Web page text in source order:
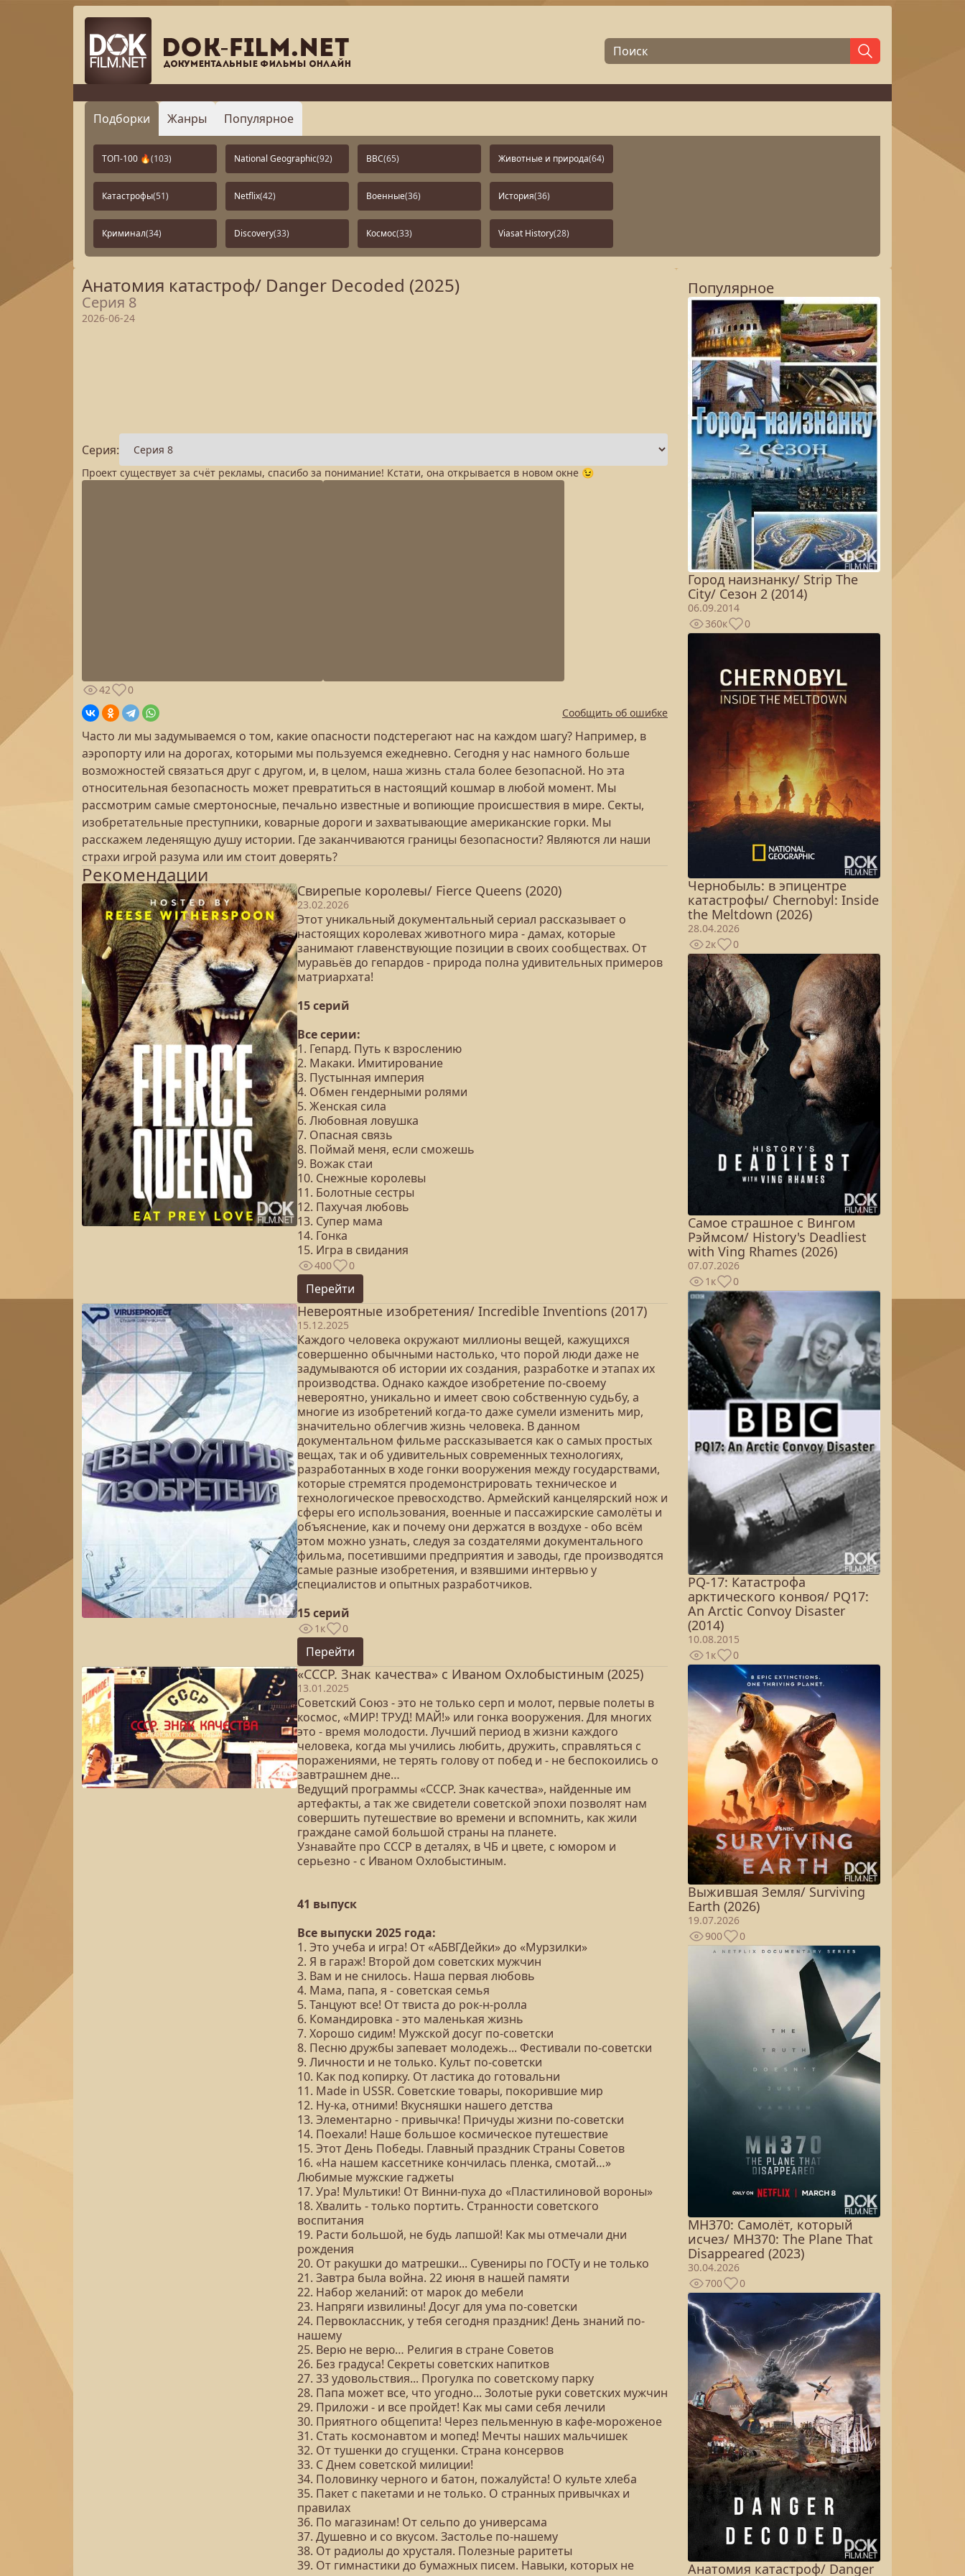
Подборки Жанры Популярное
ТОП-100 🔥(103) National Geographic(92) BBC(65) Животные и природа(64)
Катастрофы(51) Netflix(42) Военные(36) История(36)
Криминал(34) Discovery(33) Космос(33) Viasat History(28)
Анатомия катастроф/ Danger Decoded (2025)
Серия 8
2026-06-24
Серия:
Проект существует за счёт рекламы, спасибо за понимание! Кстати, она открывается в новом окне 😉
42
0
Сообщить об ошибке
Часто ли мы задумываемся о том, какие опасности подстерегают нас на каждом шагу? Например, в
аэропорту или на дорогах, которыми мы пользуемся ежедневно. Сегодня у нас намного больше
возможностей связаться друг с другом, и, в целом, наша жизнь стала более безопасной. Но эта
относительная безопасность может превратиться в настоящий кошмар в любой момент. Мы
рассмотрим самые смертоносные, печально известные и вопиющие происшествия в мире. Секты,
изобретательные преступники, коварные дороги и захватывающие американские горки. Мы
расскажем леденящую душу истории. Где заканчиваются границы безопасности? Являются ли наши
страхи игрой разума или им стоит доверять?
Рекомендации
Свирепые королевы/ Fierce Queens (2020)
23.02.2026
Этот уникальный документальный сериал рассказывает о
настоящих королевах животного мира - дамах, которые
занимают главенствующие позиции в своих сообществах. От
муравьёв до гепардов - природа полна удивительных примеров
матриархата!
15 серий
Все серии:
1. Гепард. Путь к взрослению
2. Макаки. Имитирование
3. Пустынная империя
4. Обмен гендерными ролями
5. Женская сила
6. Любовная ловушка
7. Опасная связь
8. Поймай меня, если сможешь
9. Вожак стаи
10. Снежные королевы
11. Болотные сестры
12. Пахучая любовь
13. Супер мама
14. Гонка
15. Игра в свидания
400 0
Перейти
Невероятные изобретения/ Incredible Inventions (2017)
15.12.2025
Каждого человека окружают миллионы вещей, кажущихся
совершенно обычными настолько, что порой люди даже не
задумываются об истории их создания, разработке и этапах их
производства. Однако каждое изобретение по-своему
невероятно, уникально и имеет свою собственную судьбу, а
многие из изобретений когда-то даже сумели изменить мир,
значительно облегчив жизнь человека. В данном
документальном фильме рассказывается как о самых простых
вещах, так и об удивительных современных технологиях,
разработанных в ходе гонки вооружения между государствами,
которые стремятся продемонстрировать техническое и
технологическое превосходство. Армейский канцелярский нож и
сферы его использования, военные и пассажирские самолёты и
объяснение, как и почему они держатся в воздухе - обо всём
этом можно узнать, следуя за создателями документального
фильма, посетившими предприятия и заводы, где производятся
самые разные изобретения, и взявшими интервью у
специалистов и опытных разработчиков.
15 серий
1к 0
Перейти
«СССР. Знак качества» с Иваном Охлобыстиным (2025)
13.01.2025
Советский Союз - это не только серп и молот, первые полеты в
космос, «МИР! ТРУД! МАЙ!» или гонка вооружения. Для многих
это - время молодости. Лучший период в жизни каждого
человека, когда мы учились любить, дружить, справляться с
поражениями, не терять голову от побед и - не беспокоились о
завтрашнем дне…
Ведущий программы «СССР. Знак качества», найденные им
артефакты, а так же свидетели советской эпохи позволят нам
совершить путешествие во времени и вспомнить, как жили
граждане самой большой страны на планете.
Узнавайте про СССР в деталях, в ЧБ и цвете, с юмором и
серьезно - с Иваном Охлобыстиным.
41 выпуск
Все выпуски 2025 года:
1. Это учеба и игра! От «АБВГДейки» до «Мурзилки»
2. Я в гараж! Второй дом советских мужчин
3. Вам и не снилось. Наша первая любовь
4. Мама, папа, я - советская семья
5. Танцуют все! От твиста до рок-н-ролла
6. Командировка - это маленькая жизнь
7. Хорошо сидим! Мужской досуг по-советски
8. Песню дружбы запевает молодежь... Фестивали по-советски
9. Личности и не только. Культ по-советски
10. Как под копирку. От ластика до готовальни
11. Made in USSR. Советские товары, покорившие мир
12. Ну-ка, отними! Вкусняшки нашего детства
13. Элементарно - привычка! Причуды жизни по-советски
14. Поехали! Наше большое космическое путешествие
15. Этот День Победы. Главный праздник Страны Советов
16. «На нашем кассетнике кончилась пленка, смотай…»
Любимые мужские гаджеты
17. Ура! Мультики! От Винни-пуха до «Пластилиновой вороны»
18. Хвалить - только портить. Странности советского
воспитания
19. Расти большой, не будь лапшой! Как мы отмечали дни
рождения
20. От ракушки до матрешки... Сувениры по ГОСТу и не только
21. Завтра была война. 22 июня в нашей памяти
22. Набор желаний: от марок до мебели
23. Напряги извилины! Досуг для ума по-советски
24. Первоклассник, у тебя сегодня праздник! День знаний по-
нашему
25. Верю не верю… Религия в стране Советов
26. Без градуса! Секреты советских напитков
27. 33 удовольствия... Прогулка по советскому парку
28. Папа может все, что угодно... Золотые руки советских мужчин
29. Приложи - и все пройдет! Как мы сами себя лечили
30. Приятного общепита! Через пельменную в кафе-мороженое
31. Стать космонавтом и мопед! Мечты наших мальчишек
32. От тушенки до сгущенки. Страна консервов
33. С Днем советской милиции!
34. Половинку черного и батон, пожалуйста! О культе хлеба
35. Пакет с пакетами и не только. О странных привычках и
правилах
36. По магазинам! От сельпо до универсама
37. Душевно и со вкусом. Застолье по-нашему
38. От радиолы до хрусталя. Полезные раритеты
39. От гимнастики до бумажных писем. Навыки, которых не
Популярное
Город наизнанку/ Strip The
City/ Сезон 2 (2014)
06.09.2014
360к
0
Чернобыль: в эпицентре
катастрофы/ Chernobyl: Inside
the Meltdown (2026)
28.04.2026
2к
0
Самое страшное с Вингом
Рэймсом/ History's Deadliest
with Ving Rhames (2026)
07.07.2026
1к
0
PQ-17: Катастрофа
арктического конвоя/ PQ17:
An Arctic Convoy Disaster
(2014)
10.08.2015
1к
0
Выжившая Земля/ Surviving
Earth (2026)
19.07.2026
900
0
MH370: Самолёт, который
исчез/ MH370: The Plane That
Disappeared (2023)
30.04.2026
700
0
Анатомия катастроф/ Danger